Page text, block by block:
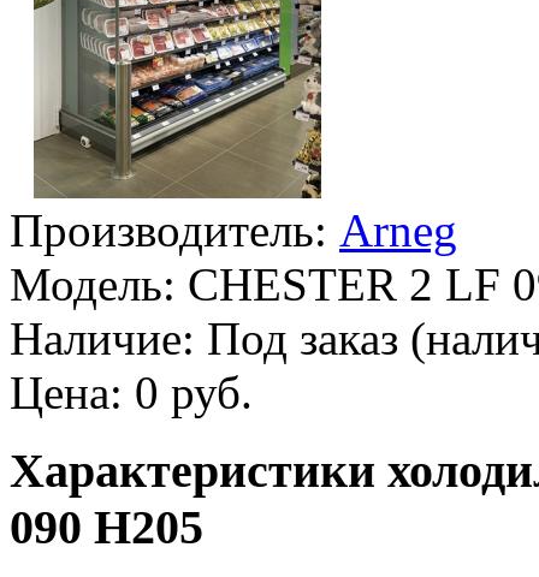
Производитель: Arneg
Модель: CHESTER 2 LF
Наличие: Под заказ
Цена: 0 руб.
Характеристики
090 H205